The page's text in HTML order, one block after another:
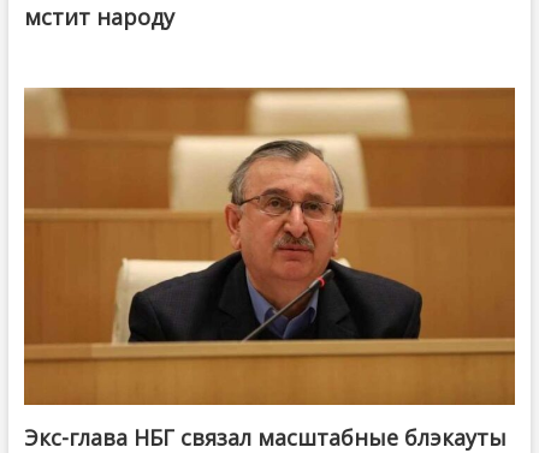
мстит народу
Экс-глава НБГ связал масштабные блэкауты